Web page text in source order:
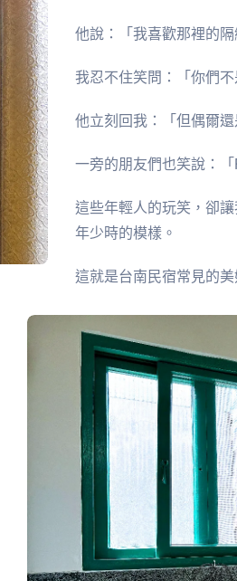
他說：「我喜歡那裡的
我忍不住笑問：「你們不
他立刻回我：「但偶爾還
一旁的朋友們也笑說：
這些年輕人的玩笑，卻
年少時的模樣。
這就是台南民宿常見的